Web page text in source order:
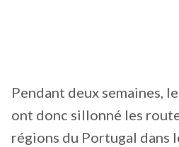
Pendant deux semaines,
ont donc sillonné les
régions du Portugal dans